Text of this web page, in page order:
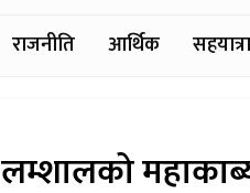
राजनीति आर्थिक
लम्शालको